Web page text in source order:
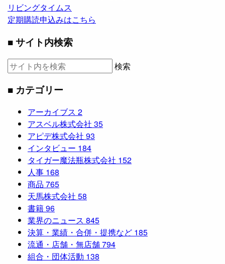
リビングタイムス
定期購読申込みはこちら
■ サイト内検索
検索
■ カテゴリー
アーカイブス 2
アスベル株式会社 35
アピデ株式会社 93
インタビュー 184
タイガー魔法瓶株式会社 152
人事 168
商品 765
天馬株式会社 58
書籍96
業界のニュース 845
決算・業績・合併・提携など 185
流通・店舗・無店舗794
組合・団体活動 138